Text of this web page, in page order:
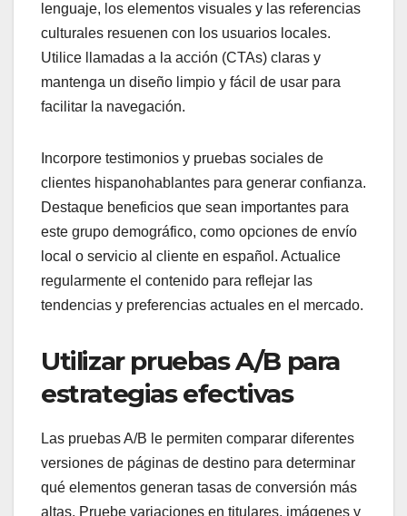
lenguaje, los elementos visuales y las referencias
culturales resuenen con los usuarios locales.
Utilice llamadas a la acción (CTAs) claras y
mantenga un diseño limpio y fácil de usar para
facilitar la navegación.
Incorpore testimonios y pruebas sociales de
clientes hispanohablantes para generar confianza.
Destaque beneficios que sean importantes para
este grupo demográfico, como opciones de envío
local o servicio al cliente en español. Actualice
regularmente el contenido para reflejar las
tendencias y preferencias actuales en el mercado.
Utilizar pruebas A/B para
estrategias efectivas
Las pruebas A/B le permiten comparar diferentes
versiones de páginas de destino para determinar
qué elementos generan tasas de conversión más
altas. Pruebe variaciones en titulares, imágenes y